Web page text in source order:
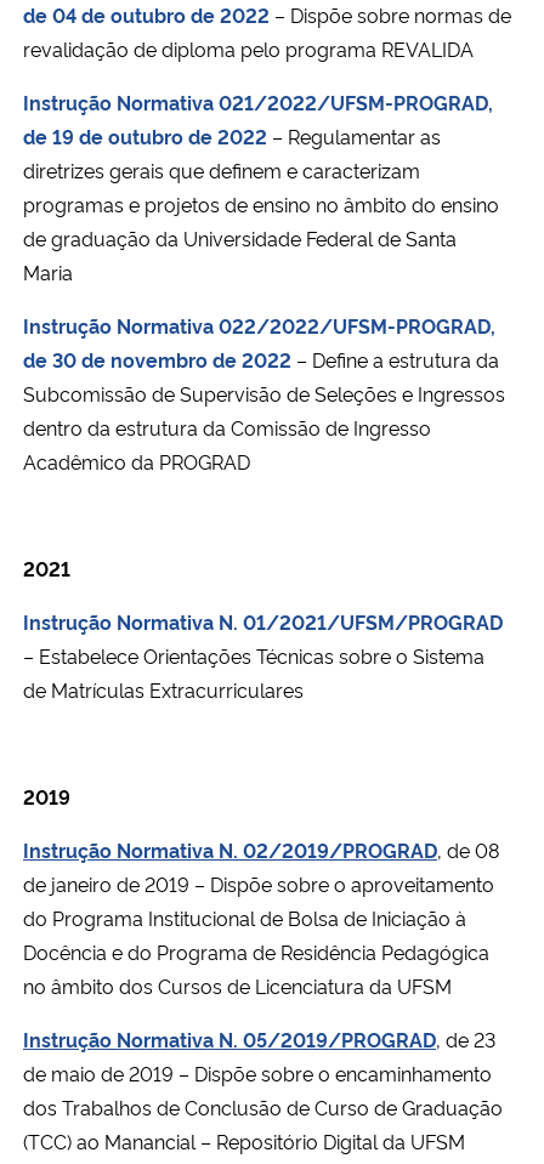
de 04 de outubro de 2022 – Dispõe sobre normas de
revalidação de diploma pelo programa REVALIDA
Instrução Normativa 021/2022/UFSM-PROGRAD,
de 19 de outubro de 2022 – Regulamentar as
diretrizes gerais que definem e caracterizam
programas e projetos de ensino no âmbito do ensino
de graduação da Universidade Federal de Santa
Maria
Instrução Normativa 022/2022/UFSM-PROGRAD,
de 30 de novembro de 2022 – Define a estrutura da
Subcomissão de Supervisão de Seleções e Ingressos
dentro da estrutura da Comissão de Ingresso
Acadêmico da PROGRAD
2021
Instrução Normativa N. 01/2021/UFSM/PROGRAD
– Estabelece Orientações Técnicas sobre o Sistema
de Matrículas Extracurriculares
2019
Instrução Normativa N. 02/2019/PROGRAD, de 08
de janeiro de 2019 – Dispõe sobre o aproveitamento
do Programa Institucional de Bolsa de Iniciação à
Docência e do Programa de Residência Pedagógica
no âmbito dos Cursos de Licenciatura da UFSM
Instrução Normativa N. 05/2019/PROGRAD, de 23
de maio de 2019 – Dispõe sobre o encaminhamento
dos Trabalhos de Conclusão de Curso de Graduação
(TCC) ao Manancial – Repositório Digital da UFSM